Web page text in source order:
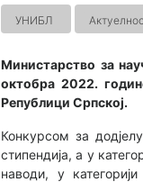
УНИБЛ
Министарство за
октобра 2022.
Републици Српској.
Конкурсом за
стипендија, а у
наводи, у